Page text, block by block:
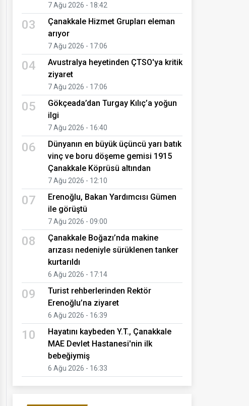
7 Ağu 2026 - 18:42
03
Çanakkale Hizmet Grupları eleman
arıyor
7 Ağu 2026 - 17:06
04
Avustralya heyetinden ÇTSO'ya kritik
ziyaret
7 Ağu 2026 - 17:06
05
Gökçeada’dan Turgay Kılıç’a yoğun
ilgi
7 Ağu 2026 - 16:40
06
Dünyanın en büyük üçüncü yarı batık
vinç ve boru döşeme gemisi 1915
Çanakkale Köprüsü altından
7 Ağu 2026 - 12:10
07
Erenoğlu, Bakan Yardımcısı Gümen
ile görüştü
7 Ağu 2026 - 09:00
08
Çanakkale Boğazı’nda makine
arızası nedeniyle sürüklenen tanker
kurtarıldı
6 Ağu 2026 - 17:14
09
Turist rehberlerinden Rektör
Erenoğlu’na ziyaret
6 Ağu 2026 - 16:39
10
Hayatını kaybeden Y.T., Çanakkale
MAE Devlet Hastanesi'nin ilk
bebeğiymiş
6 Ağu 2026 - 16:33